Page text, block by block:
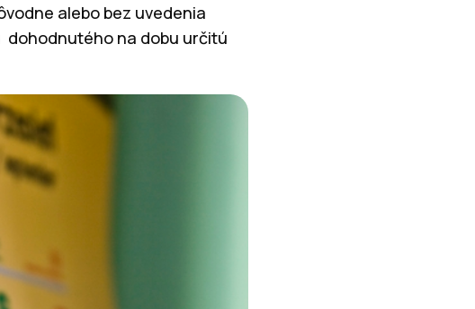
alebo bez uvedenia
dohodnutého na dobu určitú